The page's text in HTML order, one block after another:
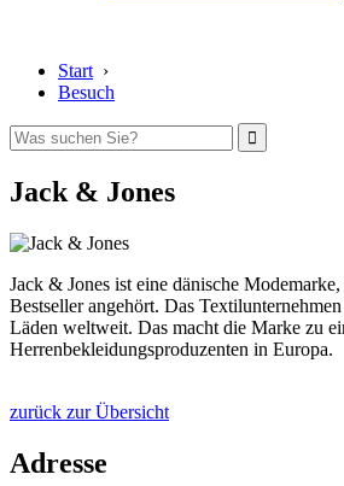
Start ›
Besuch
Jack & Jones
Jack & Jones ist eine dänische
Bestseller angehört. Das
Läden weltweit. Das macht die Marke zu
Herrenbekleidungsproduzenten in Europa.
zurück zur Übersicht
Adresse